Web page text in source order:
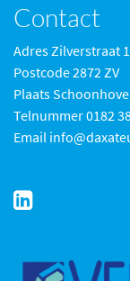
Contact
Adres Zilverstraat
Postcode 2872 ZV
Plaats
Telnummer 0182
Email